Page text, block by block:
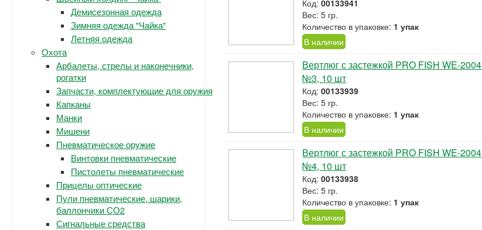
Демисезонная одежда
Зимняя одежда "Чайка"
Летняя одежда
Охота
Арбалеты, стрелы и наконечники,
рогатки
Запчасти, комплектующие для оружия
Капканы
Манки
Мишени
Пневматическое оружие
Винтовки пневматические
Пистолеты пневматические
Прицелы оптические
Пули пневматические, шарики,
баллончики СО2
Сигнальные средства
Код:00133941
Вес: 5 гр.
Количество в упаковке: 1 упак
В наличии
Вертлюг с застежкой PRO FISH WE-2004
№3, 10 шт
Код:00133939
Вес: 5 гр.
Количество в упаковке: 1 упак
В наличии
Вертлюг с застежкой PRO FISH WE-2004
№4, 10 шт
Код:00133938
Вес: 5 гр.
Количество в упаковке: 1 упак
В наличии